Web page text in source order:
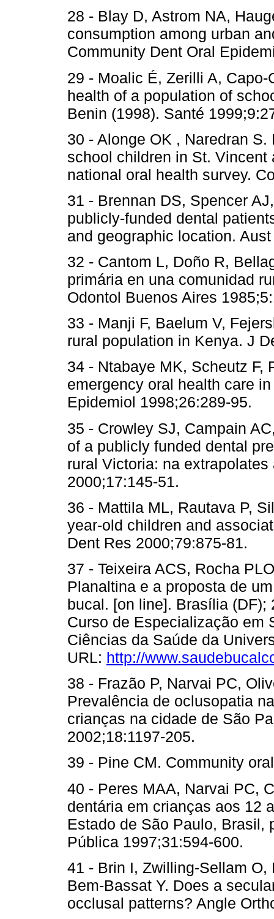
28 - Blay D, Astrom NA,
consumption among urban
Community Dent Oral
29 - Moalic É, Zerilli A,
health of a population of
Benin (1998). Santé
30 - Alonge OK , Naredran
school children in St. Vincent
national oral health survey.
31 - Brennan DS, Spencer
publicly-funded dental
and geographic location.
32 - Cantom L, Doño R,
primária en una comunidad
Odontol Buenos Aires
33 - Manji F, Baelum V,
rural population in Kenya. J
34 - Ntabaye MK, Scheutz F,
emergency oral health care
Epidemiol 1998;26:289-95.
35 - Crowley SJ, Campain
of a publicly funded dental
rural Victoria: na
2000;17:145-51.
36 - Mattila ML, Rautava P,
year-old children and
Dent Res 2000;79:875-81.
37 - Teixeira ACS, Rocha
Planaltina e a proposta de
bucal. [on line]. Brasília (DF);
Curso de Especialização em
Ciências da Saúde da
URL: http://
38 - Frazão P, Narvai PC,
Prevalência de oclusopatia
crianças na cidade de São
2002;18:1197-205.
39 - Pine CM. Community
40 - Peres MAA, Narvai PC,
dentária em crianças aos 12
Estado de São Paulo, Brasil,
Pública 1997;31:594-600.
41 - Brin I, Zwilling-Sellam
Bem-Bassat Y. Does a
occlusal patterns? Angle